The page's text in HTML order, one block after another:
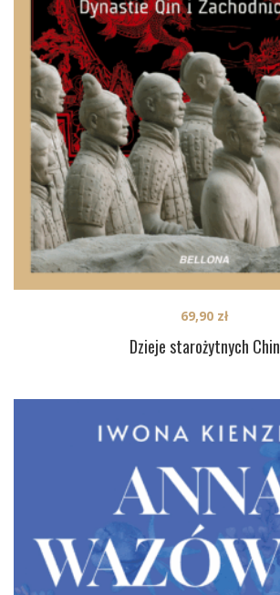
Dzieje starożytnych Chin
69,90 zł